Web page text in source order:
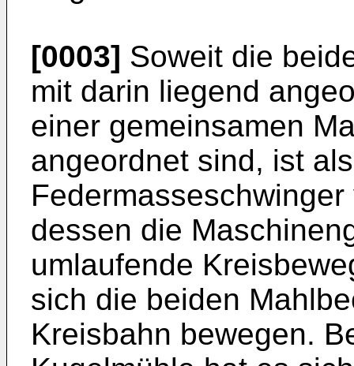
[0003] Soweit die
mit darin liegend
einer gemeinsamen
angeordnet sind, ist
dessen die
umlaufende
sich die beiden
Kreisbahn bewegen.